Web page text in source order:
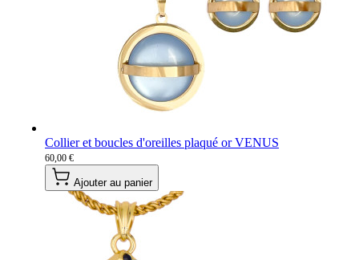
Collier et boucles d'oreilles plaqué or VENUS
60,00 €
Ajouter au panier